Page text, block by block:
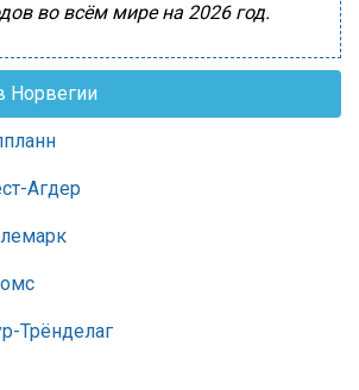
во всём мире на 2026 год.
Норвегии
Агдер
Трёнделаг